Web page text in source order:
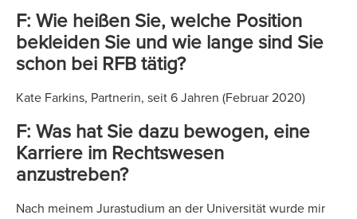
F: Wie heißen Sie, welche Position
bekleiden Sie und wie lange sind Sie
schon bei RFB tätig?
Kate Farkins, Partnerin, seit 6 Jahren (Februar 2020)
F: Was hat Sie dazu bewogen, eine
Karriere im Rechtswesen
anzustreben?
Nach meinem Jurastudium an der Universität wurde mir